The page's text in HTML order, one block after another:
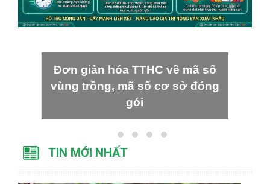
Đơn giản hóa TTHC về mã số
vùng trồng, mã số cơ sở đóng
gói
TIN MỚI NHẤT